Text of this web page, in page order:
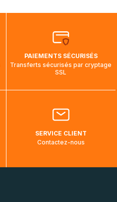
PAIEMENTS SÉCURISÉS
Transferts sécurisés par cryptage
SSL
SERVICE CLIENT
Contactez-nous